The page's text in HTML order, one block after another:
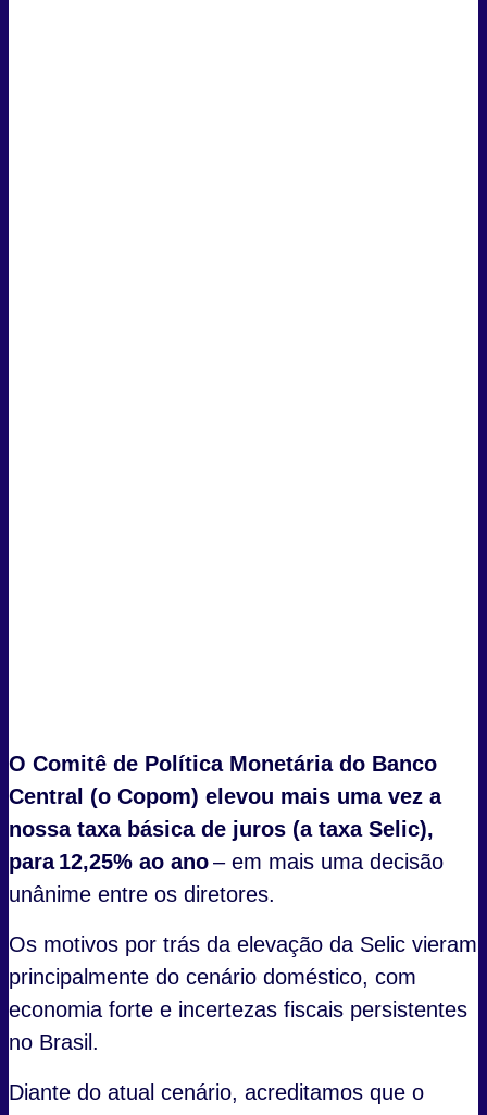
O Comitê de Política Monetária do Banco
Central (o Copom) elevou mais uma vez a
nossa taxa básica de juros (a taxa Selic),
para 12,25% ao ano– em mais uma decisão
unânime entre os diretores.
Os motivos por trás da elevação da Selic vieram
principalmente do cenário doméstico, com
economia forte e incertezas fiscais persistentes
no Brasil.
Diante do atual cenário, acreditamos que o